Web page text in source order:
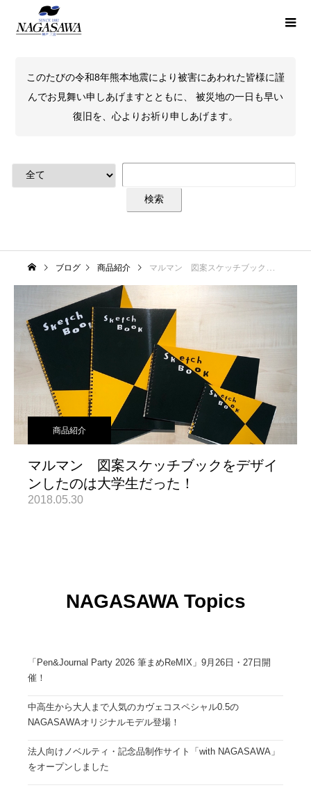
このたびの令和8年熊本地震により被害にあわれた皆様に謹
んでお見舞い申しあげますとともに、 被災地の一日も早い
復旧を、心よりお祈り申しあげます。
ブログ 商品紹介 マルマン 図案スケッチブックをデザインしたのは大学生だった！
商品紹介
マルマン 図案スケッチブックをデザイ
ンしたのは大学生だった！
2018.05.30
NAGASAWA Topics
「Pen&Journal Party 2026 筆まめReMIX」9月26日・27日開
催！
中高生から大人まで人気のカヴェコスペシャル0.5の
NAGASAWAオリジナルモデル登場！
法人向けノベルティ・記念品制作サイト「with NAGASAWA」
をオープンしました